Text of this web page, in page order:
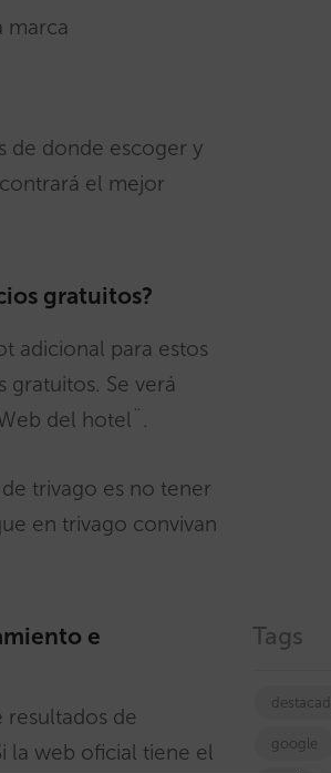
marca
de donde escoger y
el mejor
gratuitos?
adicional para estos
Se verá
del hotel¨.
trivago es no tener
en trivago convivan
e
resultados de
la web oficial tiene el
Tags
google